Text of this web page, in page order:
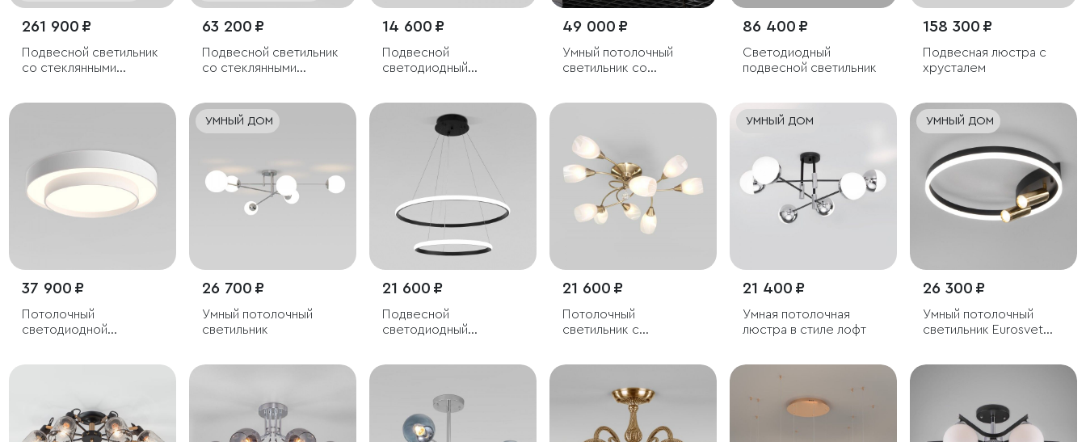
261 900 ₽
Подвесной светильник
со стеклянными
63 200 ₽
Подвесной светильник
со стеклянными
14 600 ₽
Подвесной
светодиодный
49 000 ₽
Умный потолочный
светильник со
86 400 ₽
Светодиодный
подвесной светильник
158 300 ₽
Подвесная люстра с
хрусталем
37 900 ₽
Потолочный
светодиодной
УМНЫЙ ДОМ
26 700 ₽
Умный потолочный
светильник
21 600 ₽
Подвесной
светодиодный
21 600 ₽
Потолочный
светильник с
УМНЫЙ ДОМ
21 400 ₽
Умная потолочная
люстра в стиле лофт
УМНЫЙ ДОМ
26 300 ₽
Умный потолочный
светильник Eurosvet